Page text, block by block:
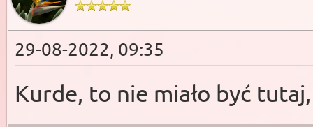
29-08-2022, 09:35
Kurde, to nie miało być